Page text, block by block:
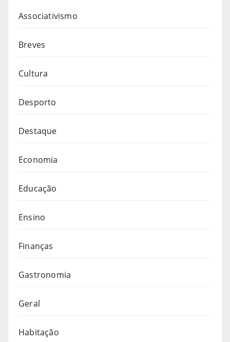
Associativismo
Breves
Cultura
Desporto
Destaque
Economia
Educação
Ensino
Finanças
Gastronomia
Geral
Habitação